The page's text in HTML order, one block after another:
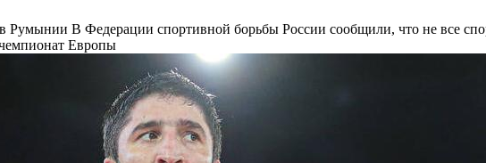
Румынии В Федерации спортивной борьбы России сообщили, что не все
чемпионат Европы